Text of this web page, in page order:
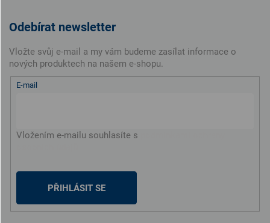
Odebírat newsletter
Vložte svůj e-mail a my vám budeme zasílat informace o
nových produktech na našem e-shopu.
E-mail
Vložením e-mailu souhlasíte s
PŘIHLÁSIT SE